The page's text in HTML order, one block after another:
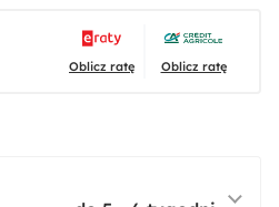
Oblicz ratę Oblicz ratę